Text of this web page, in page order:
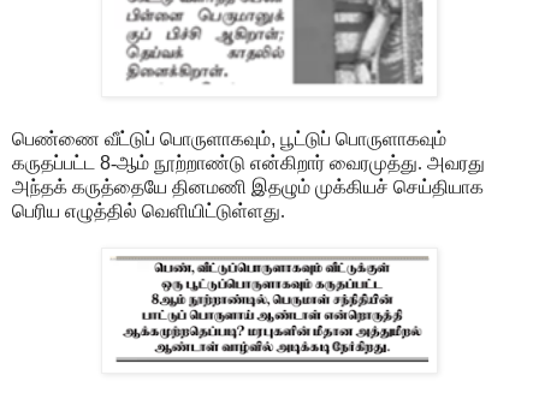
பெண்ணை வீட்டுப் பொருளாகவும், பூட்டுப் பொருளாகவும்
கருதப்பட்ட
8-ஆம் நூற்றாண்டு என்கிறார் வைரமுத்து. அவரது
அந்தக் கருத்தையே தினமணி இதழும் முக்கியச் செய்தியாக
பெரிய எழுத்தில் வெளியிட்டுள்ளது.